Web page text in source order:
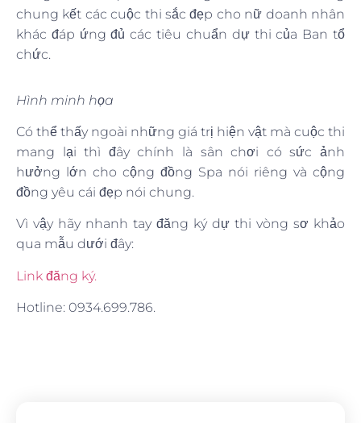
chung kết các cuộc thi sắc đẹp cho nữ doanh nhân
khác đáp ứng đủ các tiêu chuẩn dự thi của Ban tổ
chức.
Hình minh họa
Có thể thấy ngoài những giá trị hiện vật mà cuộc thi
mang lại thì đây chính là sân chơi có sức ảnh
hưởng lớn cho cộng đồng Spa nói riêng và cộng
đồng yêu cái đẹp nói chung.
Vì vậy hãy nhanh tay đăng ký dự thi vòng sơ khảo
qua mẫu dưới đây:
Link đăng ký.
Hotline: 0934.699.786.